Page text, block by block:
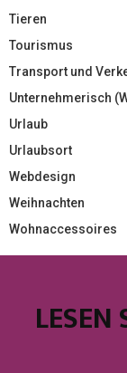
Tieren
Tourismus
Transport und
Unternehmerisch
Urlaub
Urlaubsort
Webdesign
Weihnachten
Wohnaccessoires